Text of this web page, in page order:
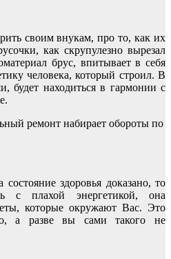
своим внукам, про то, как их
как скрупулезно вырезал
брус, впитывает в себя
человека, который строил. В
будет находиться в гармонии с
ремонт набирает обороты по
здоровья доказано, то
с плахой энергетикой, она
которые окружают Вас. Это
а разве вы сами такого не